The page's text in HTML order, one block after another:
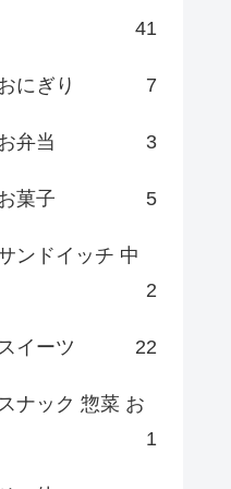
41
にぎり 7
弁当 3
菓子 5
ンドイッチ 中
2
イーツ 22
ナック 惣菜 お
1